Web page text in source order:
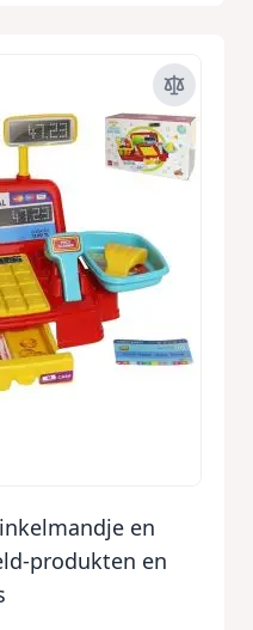
en
produkten en